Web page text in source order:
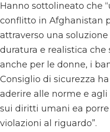
Hanno sottolineato che
conflitto in Afghanistan
attraverso una
duratura e realistica
anche per le donne, i
Consiglio di sicurezza
aderire alle norme e
sui diritti umani ea
violazioni al riguardo”.